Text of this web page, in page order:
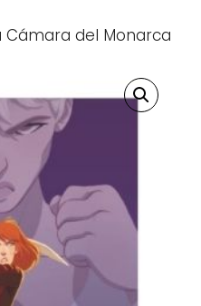
Cámara del Monarca